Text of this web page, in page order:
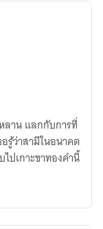
ลาน แลกกับการที่
รู้ว่าสามีในอนาคต
ไปเกาะขาทองคำนี้